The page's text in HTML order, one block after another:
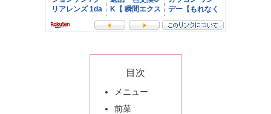
目次
メニュー
前菜